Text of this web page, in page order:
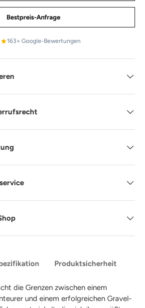
Bestpreis-Anfrage
163+ Google-Bewertungen
Produktsicherheit
die Grenzen zwischen einem
und einem erfolgreichen Gravel-